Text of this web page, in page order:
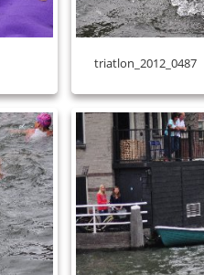
triatlon_2012_0487